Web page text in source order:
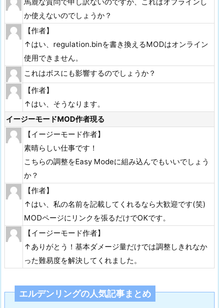
か使えないのでしょうか？
【作者】
↑はい、regulation.binを書き換えるMODはオンライン
使用できません。
これはボスにも影響するのでしょうか？
【作者】
↑はい、そうなります。
イージーモードMOD作者現る
【イージーモード作者】
素晴らしい仕事です！
こちらの調整をEasy Modeに組み込んでもいいでしょう
か？
【作者】
↑はい、私の名前を記載してくれるなら大歓迎です(笑)
MODページにリンクを張るだけでOKです。
【イージーモード作者】
↑ありがとう！基本ダメージ量だけでは調整しきれなか
った難易度を解決してくれました。
エルデンリングの人気記事まとめ